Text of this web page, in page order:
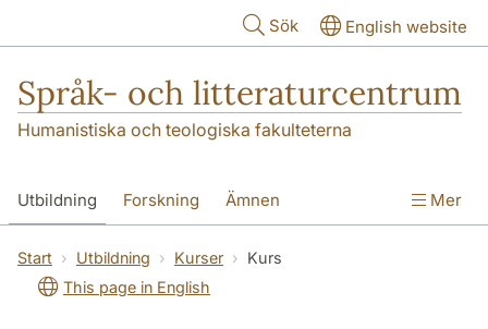
Sök English website
Språk- och litteraturcentrum
Humanistiska och teologiska fakulteterna
Utbildning Forskning Ämnen
SOL-husen Kontakt Institutionen
översättning till svenska
Mer
Start Utbildning Kurser
Kurs
This page in English